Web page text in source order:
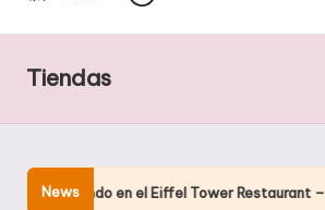
Tiendas
News
en el Eiffel Tower Restaurant – Las Vegas